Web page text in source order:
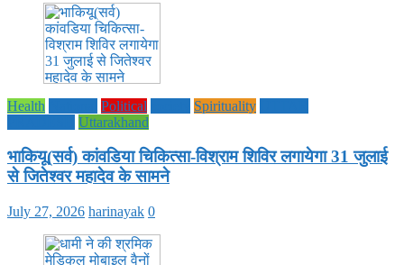
Health Political Spirituality
Uttarakhand
भाकियू(सर्व) कांवडिया चिकित्सा-विश्राम शिविर लगायेगा 31 जुलाई
से जितेश्वर महादेव के सामने
July 27, 2026 harinayak 0